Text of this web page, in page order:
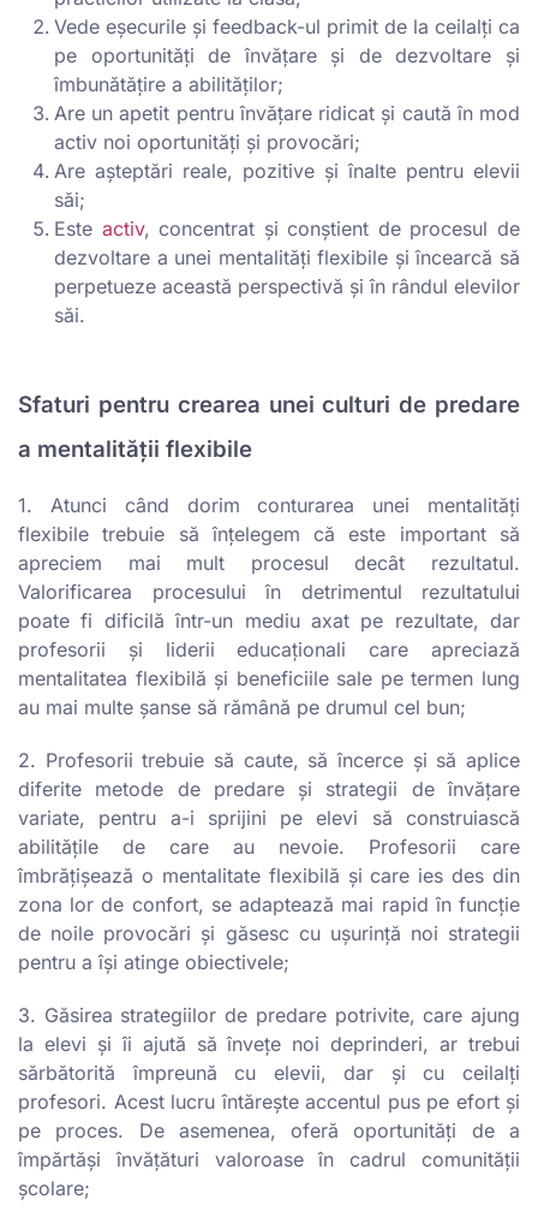
Vede eșecurile și feedback-ul primit de la ceilalți ca
pe oportunități de învățare și de dezvoltare și
îmbunătățire a abilităților;
Are un apetit pentru învățare ridicat și caută în mod
activ noi oportunități și provocări;
Are așteptări reale, pozitive și înalte pentru elevii
săi;
Este activ, concentrat și conștient de procesul de
dezvoltare a unei mentalități flexibile și încearcă să
perpetueze această perspectivă și în rândul elevilor
săi.
Sfaturi pentru crearea unei culturi de predare
a mentalității flexibile
1. Atunci când dorim conturarea unei mentalități
flexibile trebuie să înțelegem că este important să
apreciem mai mult procesul decât rezultatul.
Valorificarea procesului în detrimentul rezultatului
poate fi dificilă într-un mediu axat pe rezultate, dar
profesorii și liderii educaționali care apreciază
mentalitatea flexibilă și beneficiile sale pe termen lung
au mai multe șanse să rămână pe drumul cel bun;
2. Profesorii trebuie să caute, să încerce și să aplice
diferite metode de predare și strategii de învățare
variate, pentru a-i sprijini pe elevi să construiască
abilitățile de care au nevoie. Profesorii care
îmbrățișează o mentalitate flexibilă și care ies des din
zona lor de confort, se adaptează mai rapid în funcție
de noile provocări și găsesc cu ușurință noi strategii
pentru a își atinge obiectivele;
3. Găsirea strategiilor de predare potrivite, care ajung
la elevi și îi ajută să învețe noi deprinderi, ar trebui
sărbătorită împreună cu elevii, dar și cu ceilalți
profesori. Acest lucru întărește accentul pus pe efort și
pe proces. De asemenea, oferă oportunități de a
împărtăși învățături valoroase în cadrul comunității
școlare;